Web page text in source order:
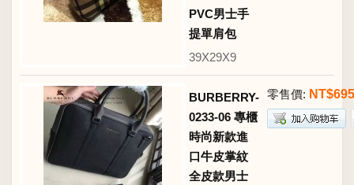
PVC男士手
提單肩包
39X29X9
BURBERRY-
0233-06 專櫃
時尚新款進
口牛皮掌紋
全皮款男士
零售價: